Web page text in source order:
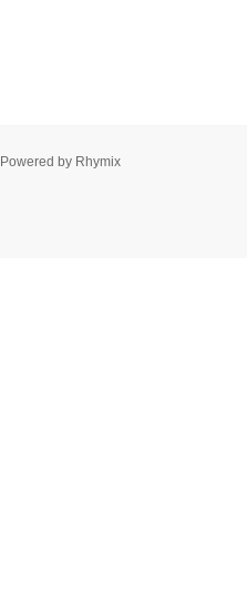
Powered by Rhymix